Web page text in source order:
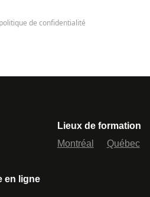
de confidentialité
en ligne
Lieux de formation
Montréal
Québec